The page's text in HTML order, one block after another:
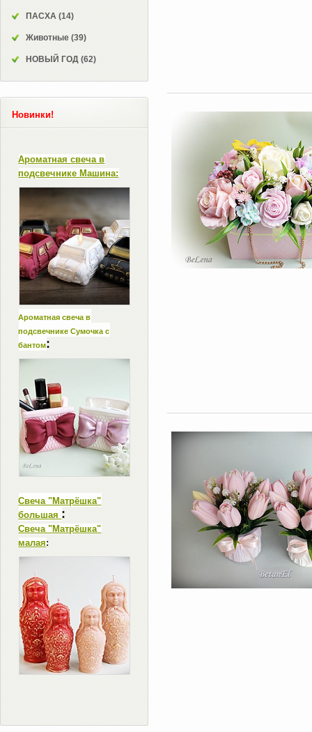
ПАСХА (14)
Животные (39)
НОВЫЙ ГОД (62)
Новинки!
Ароматная свеча в
подсвечнике Машина:
Ароматная свеча в
подсвечнике Сумочка с
бантом:
Свеча "Матрёшка"
большая :
Свеча "Матрёшка"
малая: